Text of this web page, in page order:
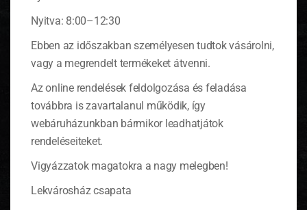
2 szelet kenyér
Nyitva: 8:00–12:30
Ebben az időszakban személyesen tudtok vásárolni,
vagy a megrendelt termékeket átvenni.
Az online rendelések feldolgozása és feladása
továbbra is zavartalanul működik, így
webáruházunkban bármikor leadhatjátok
rendeléseiteket.
Vigyázzatok magatokra a nagy melegben!
Lekvárosház csapata